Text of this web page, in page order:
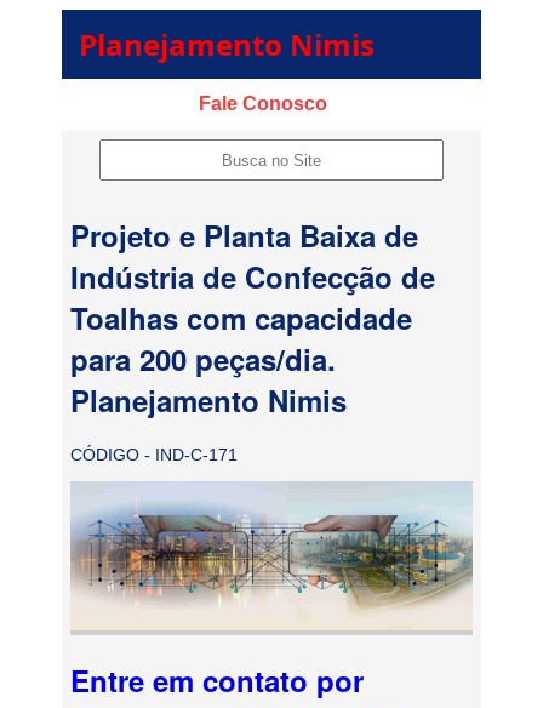
Planejamento Nimis
Fale Conosco
Projeto e Planta Baixa de
Indústria de Confecção de
Toalhas com capacidade
para 200 peças/dia.
Planejamento Nimis
CÓDIGO - IND-C-171
Entre em contato por